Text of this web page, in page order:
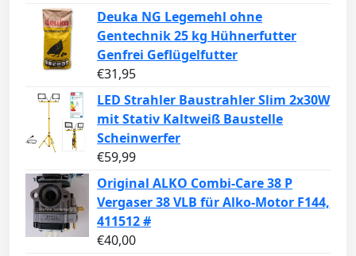
Deuka NG Legemehl ohne
Gentechnik 25 kg Hühnerfutter
Genfrei Geflügelfutter
€31,95
LED Strahler Baustrahler Slim 2x30W
mit Stativ Kaltweiß Baustelle
Scheinwerfer
€59,99
Original ALKO Combi-Care 38 P
Vergaser 38 VLB für Alko-Motor F144,
411512 #
€40,00